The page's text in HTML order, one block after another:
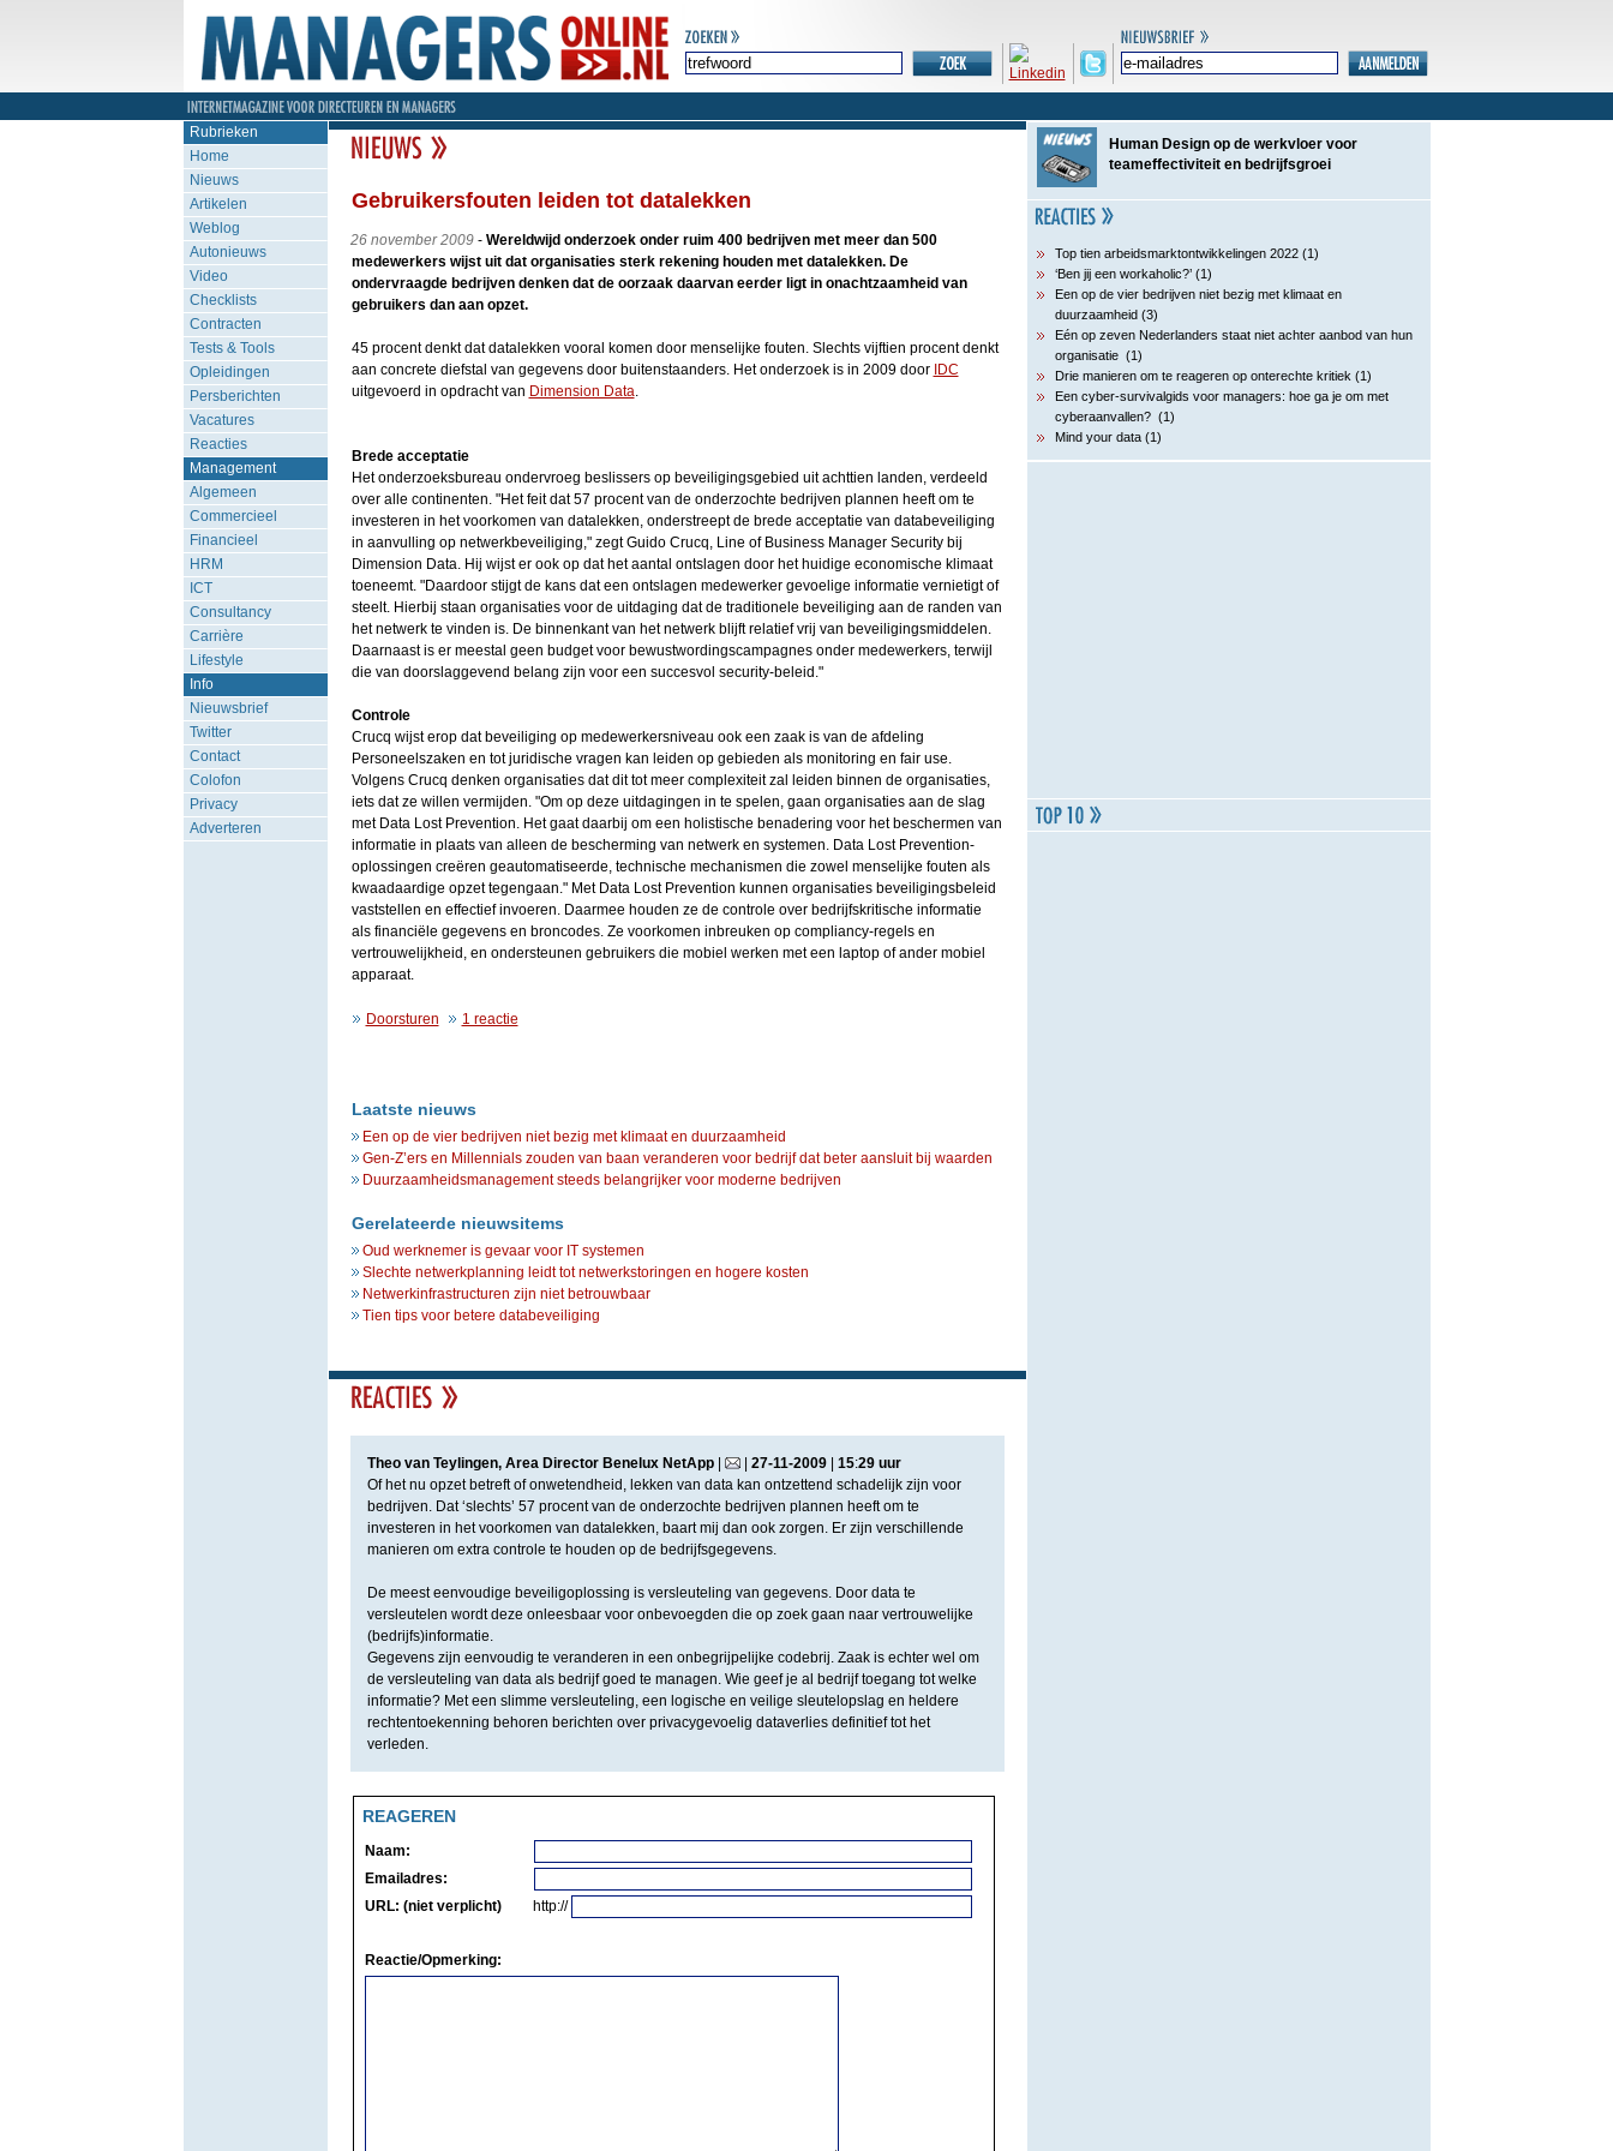
Rubrieken
Home
Nieuws
Artikelen
Weblog
Autonieuws
Video
Checklists
Contracten
Tests & Tools
Opleidingen
Persberichten
Vacatures
Reacties
Management
Algemeen
Commercieel
Financieel
HRM
ICT
Consultancy
Carrière
Lifestyle
Info
Nieuwsbrief
Twitter
Contact
Colofon
Privacy
Adverteren
Gebruikersfouten leiden tot datalekken
26 november 2009- Wereldwijd onderzoek onder ruim 400 bedrijven met meer dan 500
medewerkers wijst uit dat organisaties sterk rekening houden met datalekken. De
ondervraagde bedrijven denken dat de oorzaak daarvan eerder ligt in onachtzaamheid van
gebruikers dan aan opzet.
45 procent denkt dat datalekken vooral komen door menselijke fouten. Slechts vijftien procent denkt
aan concrete diefstal van gegevens door buitenstaanders. Het onderzoek is in 2009 door IDC
uitgevoerd in opdracht van Dimension Data.
Brede acceptatie
Het onderzoeksbureau ondervroeg beslissers op beveiligingsgebied uit achttien landen, verdeeld
over alle continenten. "Het feit dat 57 procent van de onderzochte bedrijven plannen heeft om te
investeren in het voorkomen van datalekken, onderstreept de brede acceptatie van databeveiliging
in aanvulling op netwerkbeveiliging," zegt Guido Crucq, Line of Business Manager Security bij
Dimension Data. Hij wijst er ook op dat het aantal ontslagen door het huidige economische klimaat
toeneemt. "Daardoor stijgt de kans dat een ontslagen medewerker gevoelige informatie vernietigt of
steelt. Hierbij staan organisaties voor de uitdaging dat de traditionele beveiliging aan de randen van
het netwerk te vinden is. De binnenkant van het netwerk blijft relatief vrij van beveiligingsmiddelen.
Daarnaast is er meestal geen budget voor bewustwordingscampagnes onder medewerkers, terwijl
die van doorslaggevend belang zijn voor een succesvol security-beleid."
Controle
Crucq wijst erop dat beveiliging op medewerkersniveau ook een zaak is van de afdeling
Personeelszaken en tot juridische vragen kan leiden op gebieden als monitoring en fair use.
Volgens Crucq denken organisaties dat dit tot meer complexiteit zal leiden binnen de organisaties,
iets dat ze willen vermijden. "Om op deze uitdagingen in te spelen, gaan organisaties aan de slag
met Data Lost Prevention. Het gaat daarbij om een holistische benadering voor het beschermen van
informatie in plaats van alleen de bescherming van netwerk en systemen. Data Lost Prevention-
oplossingen creëren geautomatiseerde, technische mechanismen die zowel menselijke fouten als
kwaadaardige opzet tegengaan." Met Data Lost Prevention kunnen organisaties beveiligingsbeleid
vaststellen en effectief invoeren. Daarmee houden ze de controle over bedrijfskritische informatie
als financiële gegevens en broncodes. Ze voorkomen inbreuken op compliancy-regels en
vertrouwelijkheid, en ondersteunen gebruikers die mobiel werken met een laptop of ander mobiel
apparaat.
Doorsturen 1 reactie
Laatste nieuws
Een op de vier bedrijven niet bezig met klimaat en duurzaamheid
Gen-Z’ers en Millennials zouden van baan veranderen voor bedrijf dat beter aansluit bij waarden
Duurzaamheidsmanagement steeds belangrijker voor moderne bedrijven
Gerelateerde nieuwsitems
Oud werknemer is gevaar voor IT systemen
Slechte netwerkplanning leidt tot netwerkstoringen en hogere kosten
Netwerkinfrastructuren zijn niet betrouwbaar
Tien tips voor betere databeveiliging
Theo van Teylingen, Area Director Benelux NetApp| | 27-11-2009| 15:29 uur
Of het nu opzet betreft of onwetendheid, lekken van data kan ontzettend schadelijk zijn voor
bedrijven. Dat ‘slechts’ 57 procent van de onderzochte bedrijven plannen heeft om te
investeren in het voorkomen van datalekken, baart mij dan ook zorgen. Er zijn verschillende
manieren om extra controle te houden op de bedrijfsgegevens.
De meest eenvoudige beveiligoplossing is versleuteling van gegevens. Door data te
versleutelen wordt deze onleesbaar voor onbevoegden die op zoek gaan naar vertrouwelijke
(bedrijfs)informatie.
Gegevens zijn eenvoudig te veranderen in een onbegrijpelijke codebrij. Zaak is echter wel om
de versleuteling van data als bedrijf goed te managen. Wie geef je al bedrijf toegang tot welke
informatie? Met een slimme versleuteling, een logische en veilige sleutelopslag en heldere
rechtentoekenning behoren berichten over privacygevoelig dataverlies definitief tot het
verleden.
REAGEREN
Naam:
Emailadres:
URL: (niet verplicht)
http://
Reactie/Opmerking:
Human Design op de werkvloer voor
teameffectiviteit en bedrijfsgroei
Top tien arbeidsmarktontwikkelingen 2022 (1)
‘Ben jij een workaholic?’ (1)
Een op de vier bedrijven niet bezig met klimaat en
duurzaamheid (3)
Eén op zeven Nederlanders staat niet achter aanbod van hun
organisatie (1)
Drie manieren om te reageren op onterechte kritiek (1)
Een cyber-survivalgids voor managers: hoe ga je om met
cyberaanvallen? (1)
Mind your data (1)